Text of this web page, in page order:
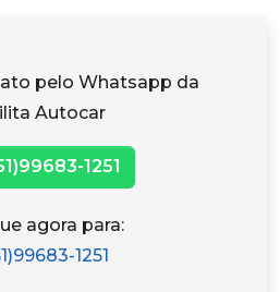
pelo Whatsapp da
Autocar
1251
agora para:
1251